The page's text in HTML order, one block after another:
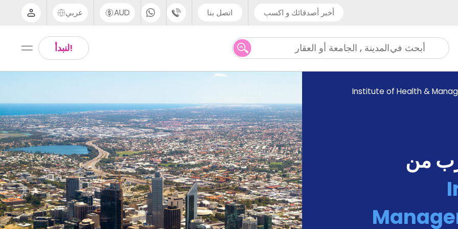
أخبر أصدقائك و اكسب اتصل بنا
UK - +44 (0) 20 3871 8666
US - +1 (646) 718 6172
AUD عربي
Arabic
Thai
!لنبدأ أبحث فيالمدينة , الجامعة أو العقار
Institute of Health &
من